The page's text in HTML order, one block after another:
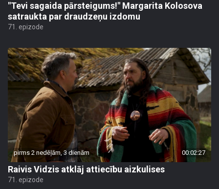
"Tevi sagaida pārsteigums!" Margarita Kolosova
satraukta par draudzeņu izdomu
71. epizode
pirms 2 nedēļām, 3 dienām 00:02:27
Raivis Vidzis atklāj attiecību aizkulises
71. epizode